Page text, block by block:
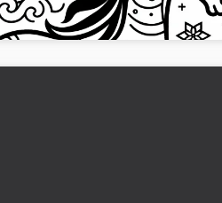
gratis....